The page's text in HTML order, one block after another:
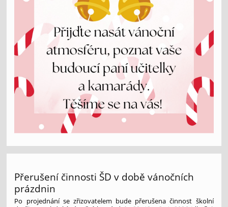
Přerušení činnosti ŠD v době vánočních
prázdnin
Po projednání se zřizovatelem bude přerušena činnost školní